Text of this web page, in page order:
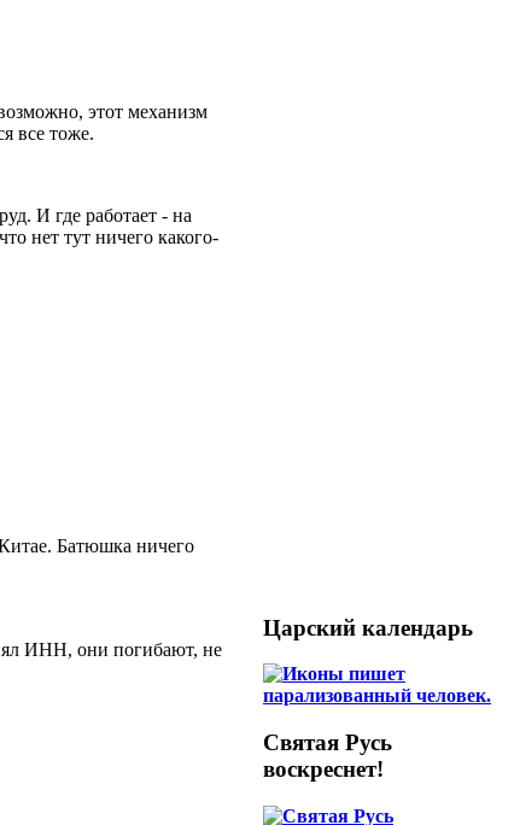
этот механизм
все тоже.
И где работает - на
нет тут ничего какого-
Батюшка ничего
ИНН, они погибают, не
Царский календарь
Святая Русь
воскреснет!